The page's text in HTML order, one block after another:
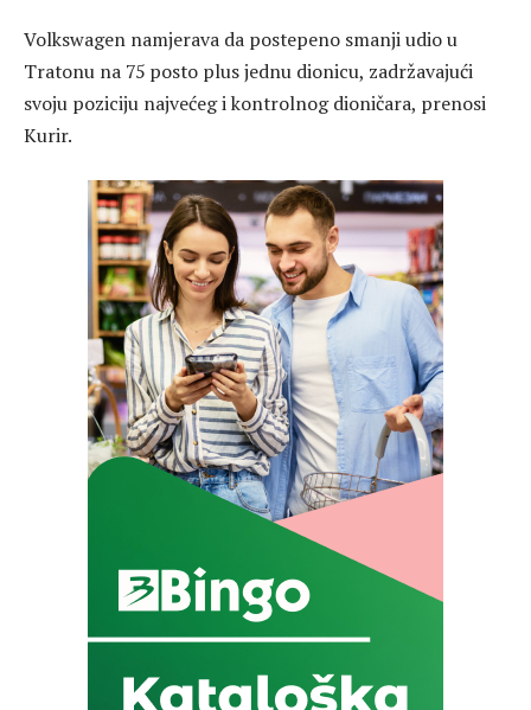
Volkswagen namjerava da postepeno smanji udio u
Tratonu na 75 posto plus jednu dionicu, zadržavajući
svoju poziciju najvećeg i kontrolnog dioničara, prenosi
Kurir.